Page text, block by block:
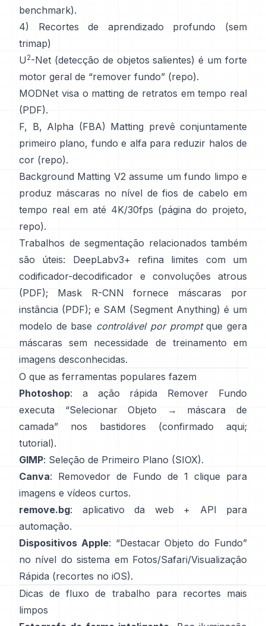
benchmark).
4) Recortes de aprendizado profundo (sem
trimap)
U 2-Net (detecção de objetos salientes) é um forte
motor geral de “remover fundo” (repo).
MODNet visa o matting de retratos em tempo real
(PDF).
F, B, Alpha (FBA) Matting prevê conjuntamente
primeiro plano, fundo e alfa para reduzir halos de
cor (repo).
Background Matting V2 assume um fundo limpo e
produz máscaras no nível de fios de cabelo em
tempo real em até 4K/30fps (página do projeto,
repo).
Trabalhos de segmentação relacionados também
são úteis:
DeepLabv3+ refina limites com um
codificador-decodificador e convoluções atrous
(PDF); Mask R-CNN fornece máscaras por
instância (PDF); e SAM (Segment Anything) é um
modelo de base controlável por promptque gera
máscaras sem necessidade de treinamento em
imagens desconhecidas.
O que as ferramentas populares fazem
Photoshop: a ação rápida Remover Fundo
executa “Selecionar Objeto → máscara de
camada” nos bastidores
(confirmado aqui;
tutorial).
GIMP: Seleção de Primeiro Plano (SIOX).
Canva: Removedor de Fundo de 1 clique para
imagens e vídeos curtos.
remove.bg: aplicativo da web + API para
automação.
Dispositivos Apple: “Destacar Objeto do Fundo”
no nível do sistema em Fotos/Safari/Visualização
Rápida (recortes no iOS).
Dicas de fluxo de trabalho para recortes mais
limpos